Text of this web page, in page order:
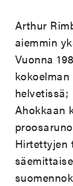
Arthur
aiemmin
Vuonna
helvetissä;
Ahokkaan
Hirtettyjen